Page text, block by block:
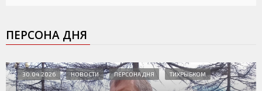
ПЕРСОНА ДНЯ
30.04.2026 НОВОСТИ ПЕРСОНА ДНЯ ТИХРЫБКОМ